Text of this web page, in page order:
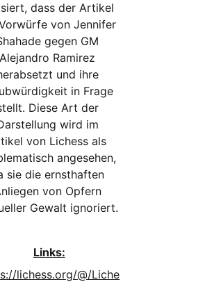
dass der Artikel
von Jennifer
gegen GM
Alejandro Ramirez
und ihre
in Frage
Diese Art der
wird im
von Lichess als
angesehen,
sie die ernsthaften
von Opfern
Gewalt ignoriert.
Links:
lichess.org/@/Liche